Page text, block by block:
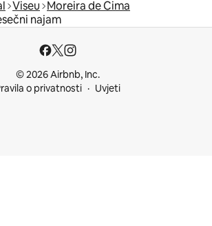
Viseu Moreira de Cima
najam
© 2026 Airbnb, Inc.
o privatnosti
Uvjeti